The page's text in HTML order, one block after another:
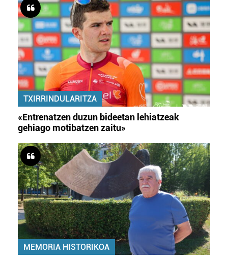
TXIRRINDULARITZA
«Entrenatzen duzun bideetan lehiatzeak
gehiago motibatzen zaitu»
MEMORIA HISTORIKOA